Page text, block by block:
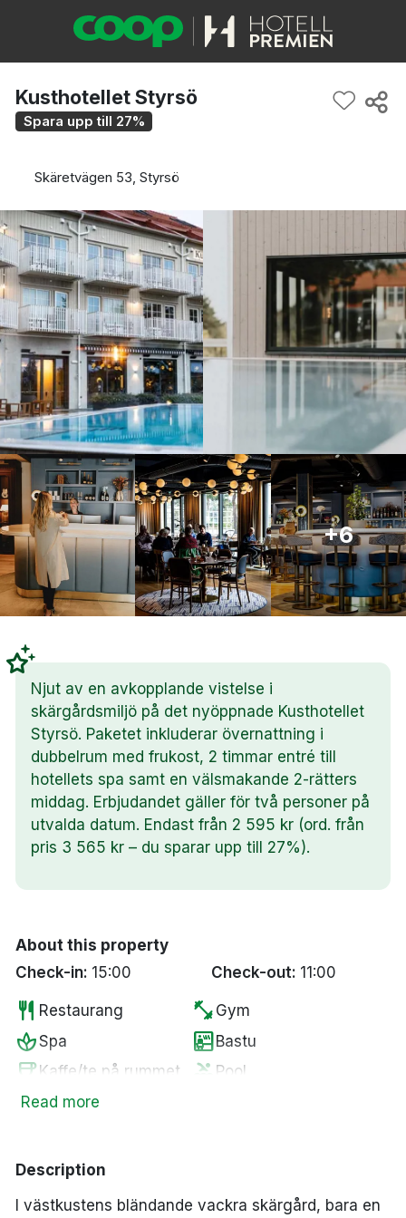
Kusthotellet Styrsö
Spara upp till 27%
Skäretvägen 53, Styrsö
+6
Njut av en avkopplande vistelse i
skärgårdsmiljö på det nyöppnade Kusthotellet
Styrsö. Paketet inkluderar övernattning i
dubbelrum med frukost, 2 timmar entré till
hotellets spa samt en välsmakande 2-rätters
middag. Erbjudandet gäller för två personer på
utvalda datum. Endast från 2 595 kr (ord. från
pris 3 565 kr – du sparar upp till 27%).
About this property
Check-in: 15:00 Check-out: 11:00
restaurant Restaurang fitness_center Gym
spaSpa saunaBastu
coffeeKaffe/te på rummet pool Pool
business_centerBusiness Center
wifiFritt WiFi
local_bar
Read more
Description
I västkustens bländande vackra skärgård, bara en